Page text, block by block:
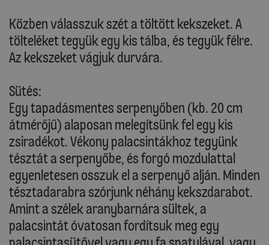
Közben válasszuk szét a töltött kekszeket. A
tölteléket tegyük egy kis tálba, és tegyük félre.
Az kekszeket vágjuk durvára.
Sütés:
Egy tapadásmentes serpenyőben (kb. 20 cm
átmérőjű) alaposan melegítsünk fel egy kis
zsiradékot. Vékony palacsintákhoz tegyünk
tésztát a serpenyőbe, és forgó mozdulattal
egyenletesen osszuk el a serpenyő alján. Minden
tésztadarabra szórjunk néhány kekszdarabot.
Amint a szélek aranybarnára sültek, a
palacsintát óvatosan fordítsuk meg egy